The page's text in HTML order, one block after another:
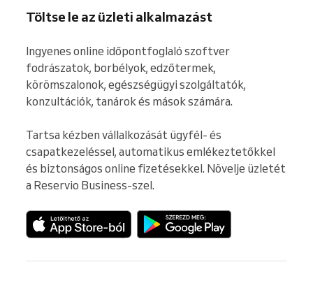
Töltse le az üzleti alkalmazást
Ingyenes online időpontfoglaló szoftver
fodrászatok, borbélyok, edzőtermek,
körömszalonok, egészségügyi szolgáltatók,
konzultációk, tanárok és mások számára.
Tartsa kézben vállalkozását ügyfél- és
csapatkezeléssel, automatikus emlékeztetőkkel
és biztonságos online fizetésekkel. Növelje üzletét
a Reservio Business-szel.